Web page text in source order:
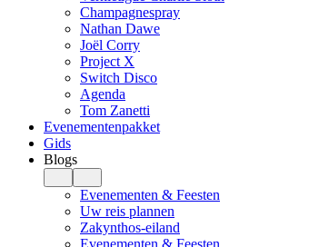
Champagnespray
Nathan Dawe
Joël Corry
Project X
Switch Disco
Agenda
Tom Zanetti
Evenementenpakket
Gids
Blogs
Evenementen & Feesten
Uw reis plannen
Zakynthos-eiland
Evenementen & Feesten